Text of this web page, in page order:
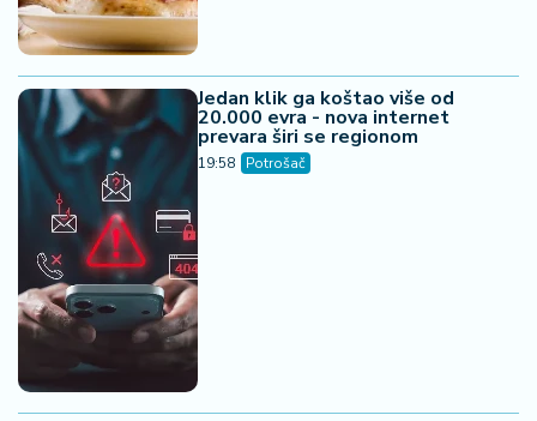
Jedan klik ga koštao više od
20.000 evra - nova internet
prevara širi se regionom
19:58 Potrošač